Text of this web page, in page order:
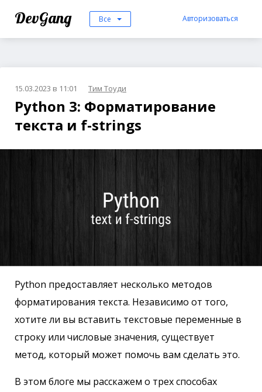
DevGang Все Авторизоваться
15.03.2023 в 11:01 Тим Тоуди
Python 3: Форматирование
текста и f-strings
Python предоставляет несколько методов
форматирования текста. Независимо от того,
хотите ли вы вставить текстовые переменные в
строку или числовые значения, существует
метод, который может помочь вам сделать это.
В этом блоге мы расскажем о трех способах